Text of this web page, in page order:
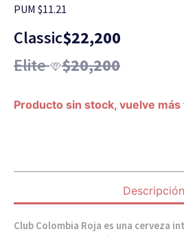
PUM $11.21
Classic$22,200
Elite $20,200
Producto sin stock, vuelve más
Descripción
Club Colombia Roja es una cerveza